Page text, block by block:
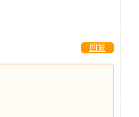
回复